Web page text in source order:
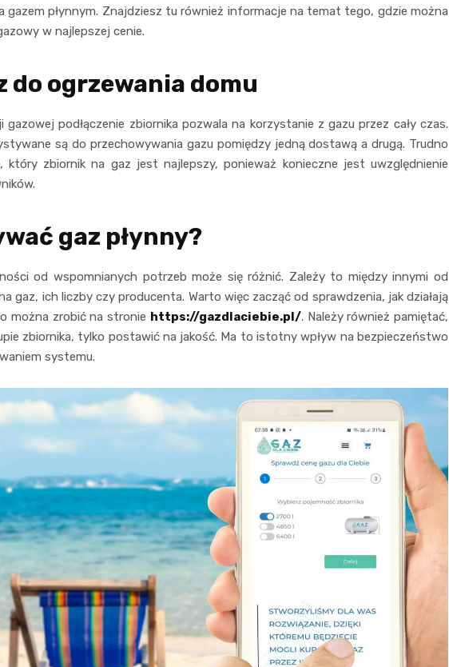
gazem płynnym. Znajdziesz tu również informacje na temat tego, gdzie można
w najlepszej cenie.
do ogrzewania domu
podłączenie zbiornika pozwala na korzystanie z gazu przez cały czas.
są do przechowywania gazu pomiędzy jedną dostawą a drugą. Trudno
który zbiornik na gaz jest najlepszy, ponieważ konieczne jest uwzględnienie
gaz płynny?
od wspomnianych potrzeb może się różnić. Zależy to między innymi od
gaz, ich liczby czy producenta. Warto więc zacząć od sprawdzenia, jak działają
można zrobić na stronie https://gazdlaciebie.pl/. Należy również pamiętać,
zbiornika, tylko postawić na jakość. Ma to istotny wpływ na bezpieczeństwo
systemu.